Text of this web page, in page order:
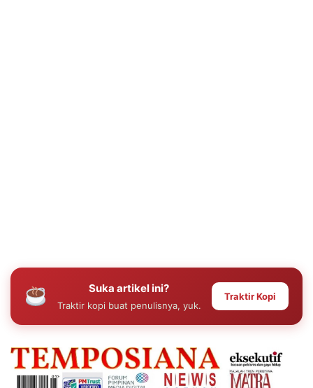
Suka artikel ini?
Traktir kopi buat penulisnya, yuk.
Traktir Kopi